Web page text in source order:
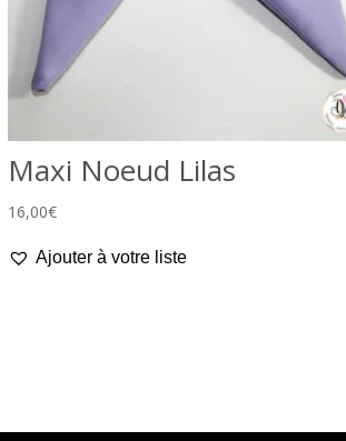
Maxi Noeud Lilas
16,00€
Ajouter à votre liste